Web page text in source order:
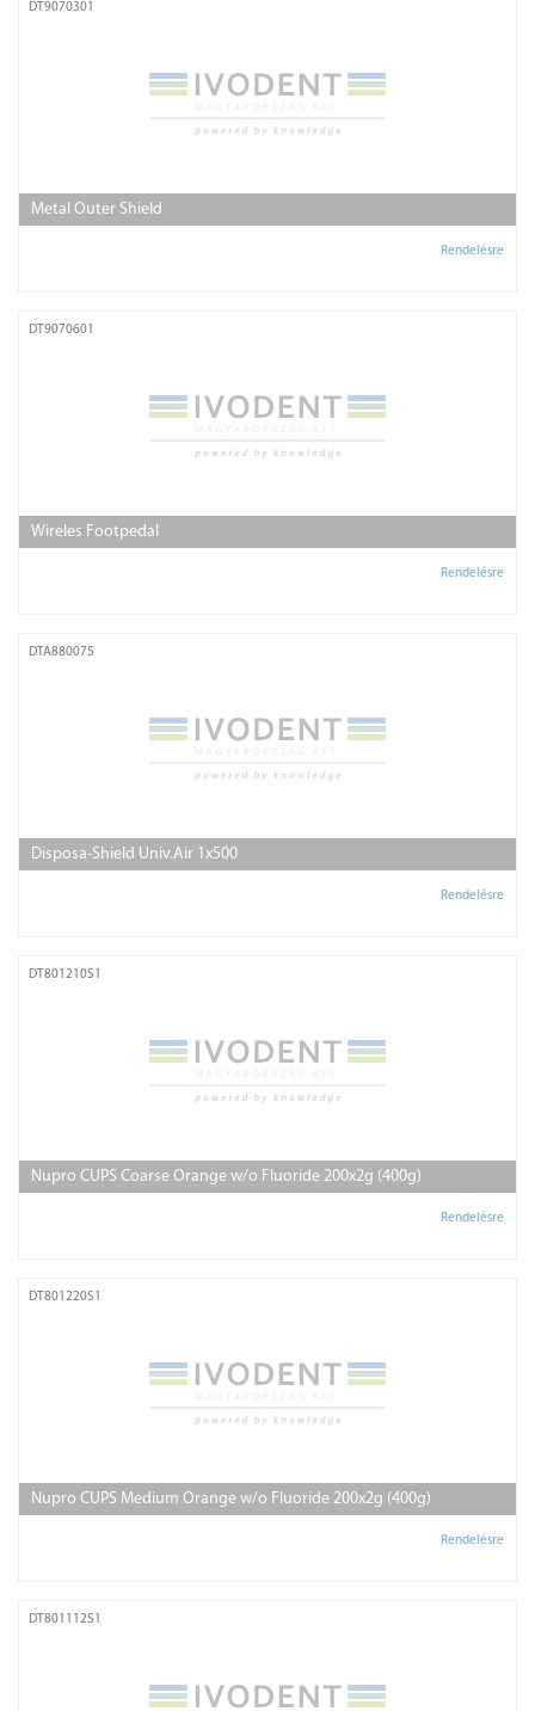
DT9070301
Metal Outer Shield
Rendelésre
DT9070601
Wireles Footpedal
Rendelésre
DTA880075
Disposa-Shield Univ.Air 1x500
Rendelésre
DT801210S1
Nupro CUPS Coarse Orange w/o Fluoride 200x2g (400g)
Rendelésre
DT801220S1
Nupro CUPS Medium Orange w/o Fluoride 200x2g (400g)
Rendelésre
DT801112S1